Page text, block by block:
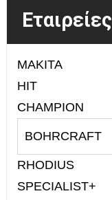
Εταιρείες
MAKITA
HIT
CHAMPION
BOHRCRAFT
RHODIUS
SPECIALIST+